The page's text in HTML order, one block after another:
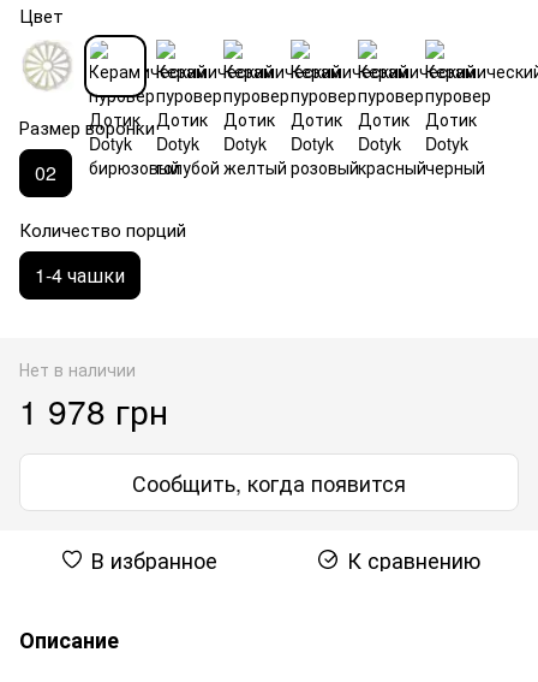
Цвет
Размер воронки
02
Количество порций
1-4 чашки
Нет в наличии
1 978 грн
Сообщить, когда появится
В избранное К сравнению
Описание